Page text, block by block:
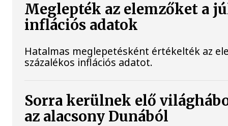
Meglepték az elemzőket a
inflációs adatok
Hatalmas meglepetésként értékelték az
százalékos inflációs adatot.
Sorra kerülnek elő
az alacsony Dunából